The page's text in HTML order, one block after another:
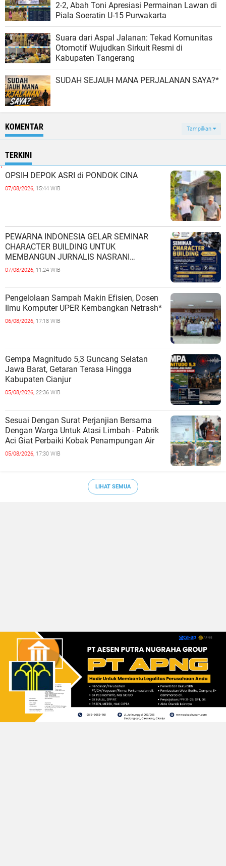
2-2, Abah Toni Apresiasi Permainan Lawan di
Piala Soeratin U-15 Purwakarta
Suara dari Aspal Jalanan: Tekad Komunitas
Otomotif Wujudkan Sirkuit Resmi di
Kabupaten Tangerang
SUDAH SEJAUH MANA PERJALANAN SAYA?*
KOMENTAR Tampilkan
TERKINI
OPSIH DEPOK ASRI di PONDOK CINA
07/08/2026, 15:44 WIB
PEWARNA INDONESIA GELAR SEMINAR
CHARACTER BUILDING UNTUK
MEMBANGUN JURNALIS NASRANI
BERINTEGRITAS DAN BERDAMPAK*
07/08/2026, 11:24 WIB
Pengelolaan Sampah Makin Efisien, Dosen
Ilmu Komputer UPER Kembangkan Netrash*
06/08/2026, 17:18 WIB
Gempa Magnitudo 5,3 Guncang Selatan
Jawa Barat, Getaran Terasa Hingga
Kabupaten Cianjur
05/08/2026, 22:36 WIB
Sesuai Dengan Surat Perjanjian Bersama
Dengan Warga Untuk Atasi Limbah - Pabrik
Aci Giat Perbaiki Kobak Penampungan Air
05/08/2026, 17:30 WIB
LIHAT SEMUA